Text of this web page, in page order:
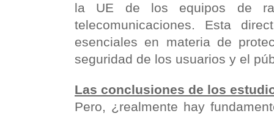
la UE de los equipos de
telecomunicaciones. Esta
esenciales en materia de
seguridad de los usuarios y el
Las conclusiones de los
Pero, ¿realmente hay